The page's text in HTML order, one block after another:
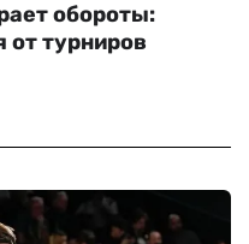
обороты:
от турниров